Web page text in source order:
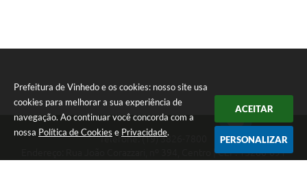
Prefeitura de Vinhedo e os cookies: nosso site usa
cookies para melhorar a sua experiência de
navegação. Ao continuar você concorda com a
nossa Política de Cookies e Privacidade.
ACEITAR
PERSONALIZAR
Telefone: (19) 3826-7800
Endereço: Rua João Corazzari, nº 394, Centro | CEP: 13280-091